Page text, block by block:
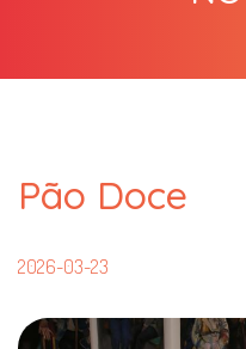
Pão Doce
2026-03-23